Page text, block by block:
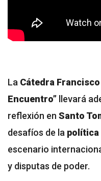
La Cátedra
Encuentro” llevará
reflexión en Santo
desafíos de la política
escenario
y disputas de poder.